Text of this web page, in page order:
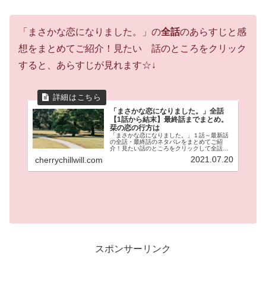
「まさかな恋になりました。」の全話のあらすじと感
想をまとめてご紹介！見たい 話のところをクリック
すると、あらすじが見れます☆↓
「まさかな恋になりました。」全話
【1話から結末】最終話までまとめ。
栞の恋の行方は
「まさかな恋になりました。」１話～最新話
の全話・最終話のネタバレをまとめてご紹
介！見たい話のところをクリックして全話の
５）の隣に引っ越してきた伊達。なぜか栞に
cherrychillwill.com 2021.07.20
スポンサーリンク